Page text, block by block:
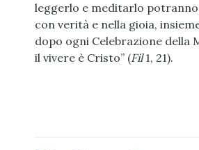
leggerlo e meditarlo
con verità e nella gioia,
dopo ogni Celebrazione della
il vivere è Cristo” (Fil1, 21).